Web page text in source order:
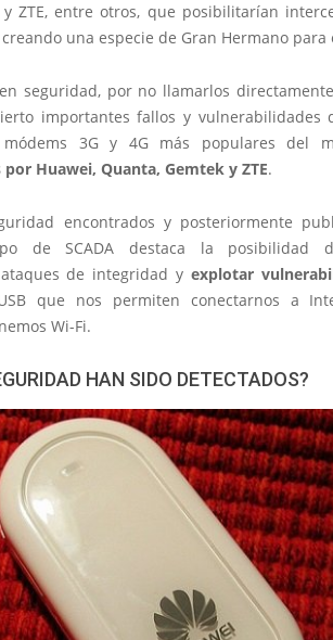
ZTE, entre otros, que posibilitarían
una especie de Gran Hermano para
seguridad, por no llamarlos directamente
importantes fallos y vulnerabilidades
3G y 4G más populares del
Huawei, Quanta, Gemtek y ZTE.
encontrados y posteriormente
de SCADA destaca la posibilidad
de integridad y explotar
que nos permiten conectarnos a
Wi-Fi.
HAN SIDO DETECTADOS?